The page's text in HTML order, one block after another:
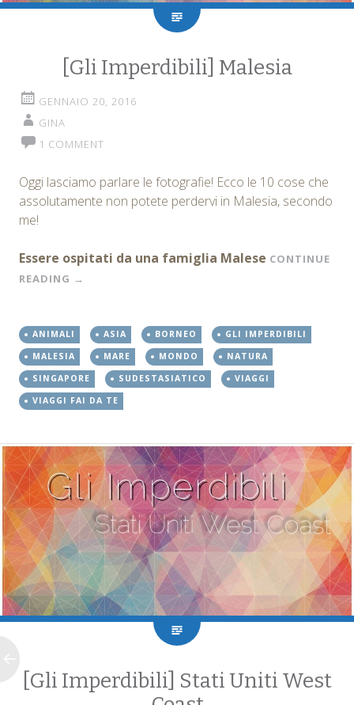
[Gli Imperdibili] Malesia
GENNAIO 20, 2016
GINA
1 COMMENT
Oggi lasciamo parlare le fotografie! Ecco le 10 cose che
assolutamente non potete perdervi in Malesia, secondo
me!
Essere ospitati da una famiglia Malese CONTINUE
READING →
ANIMALI ASIA BORNEO
GLI IMPERDIBILI
MALESIA
MARE MONDO
NATURA
SINGAPORE
SUDESTASIATICO
VIAGGI
VIAGGI FAI DA TE
[Gli Imperdibili] Stati Uniti West